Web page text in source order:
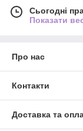
Сьогодні
Показати
Про нас
Контакти
Доставка та